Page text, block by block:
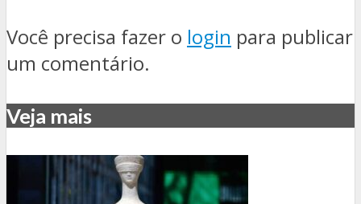
Você precisa fazer o login para publicar
um comentário.
Veja mais